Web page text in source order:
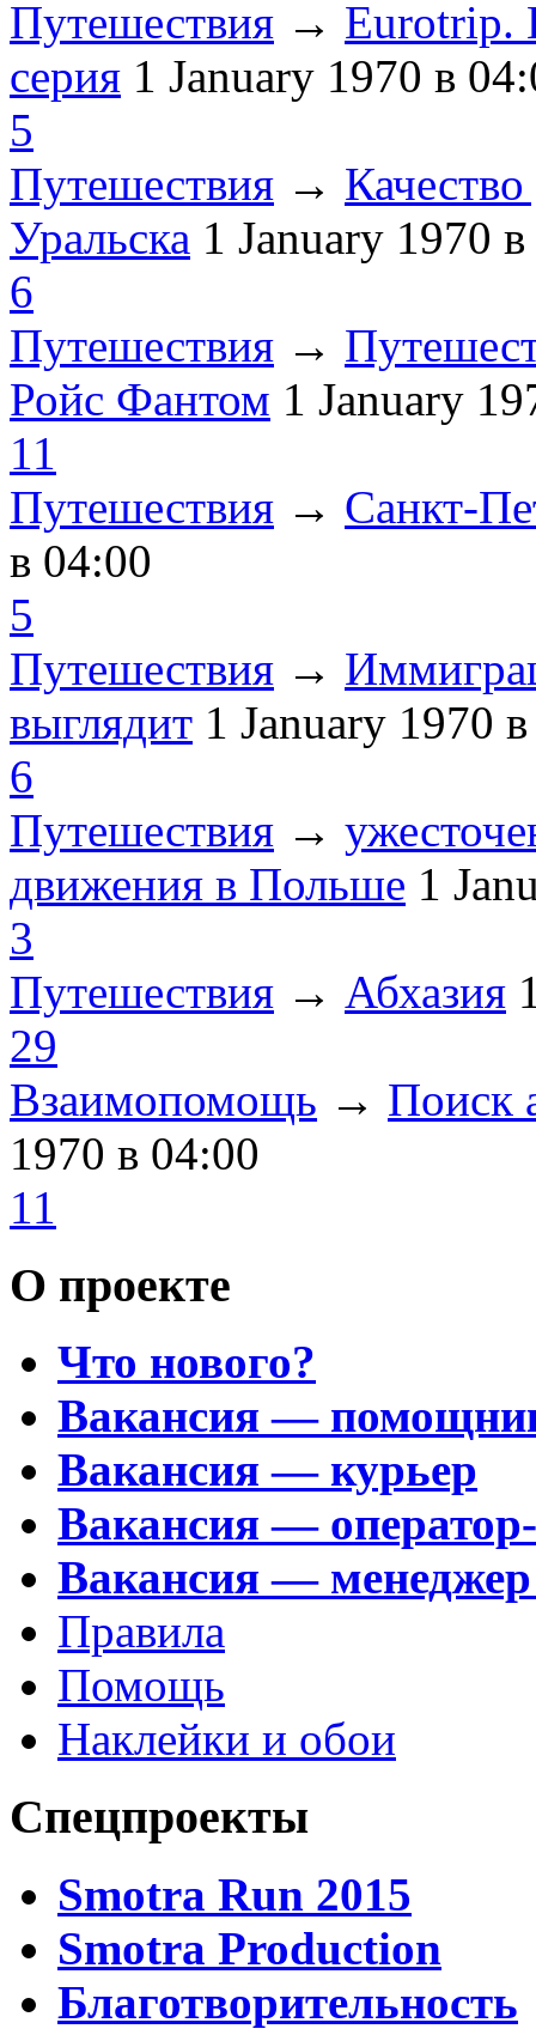
Путешествия → Eurotrip.
серия 1 January 1970 в
5
Путешествия →
Уральска 1 January 1970
6
Путешествия →
Ройс Фантом 1 January
11
Путешествия → Санкт-
в 04:00
5
Путешествия →
выглядит 1 January 1970
6
Путешествия →
движения в Польше 1
3
Путешествия → Абхазия
29
Взаимопомощь → Поиск
1970 в 04:00
11
О проекте
Что нового?
Вакансия —
Вакансия — курьер
Вакансия —
Вакансия —
Правила
Помощь
Наклейки и обои
Спецпроекты
Smotra Run 2015
Smotra Production
Благотворительность